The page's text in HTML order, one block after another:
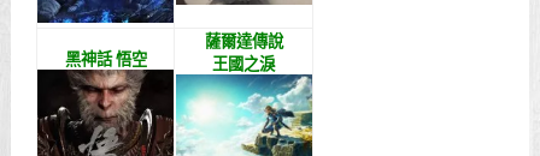
黑神話 悟空
薩爾達傳說
王國之淚